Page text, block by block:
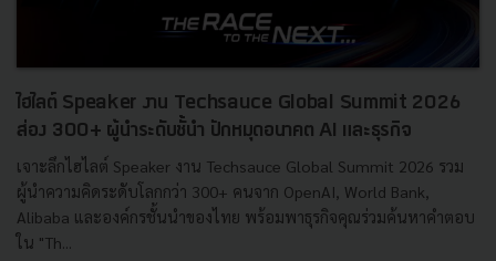
ไฮไลต์ Speaker งาน Techsauce Global Summit 2026
ส่อง 300+ ผู้นำระดับชั้นำ ปักหมุดอนาคต AI และธุรกิจ
เจาะลึกไฮไลต์ Speaker งาน Techsauce Global Summit 2026 รวม
ผู้นำความคิดระดับโลกกว่า 300+ คนจาก OpenAI, World Bank,
Alibaba และองค์กรชั้นนำของไทย พร้อมพาธุรกิจคุณร่วมค้นหาคำตอบ
ใน "Th...